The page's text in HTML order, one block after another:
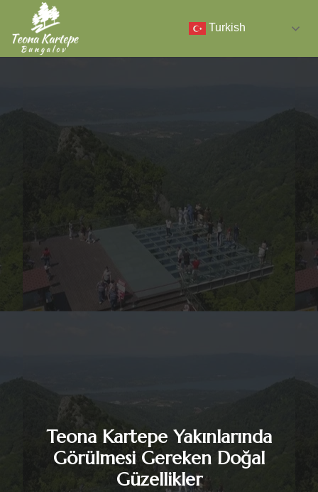
Turkish
Teona Kartepe Yakınlarında
Görülmesi Gereken Doğal
Güzellikler